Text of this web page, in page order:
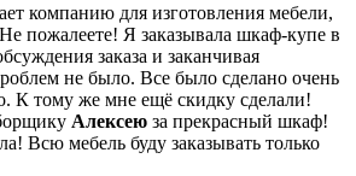
компанию для изготовления мебели,
пожалеете! Я заказывала шкаф-купе в
заказа и заканчивая
не было. Все было сделано очень
К тому же мне ещё скидку сделали!
Алексею за прекрасный шкаф!
Всю мебель буду заказывать только